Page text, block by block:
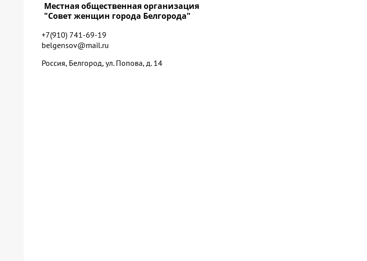
Местная общественная организация
"Совет женщин города Белгорода"
+7(910) 741-69-19
belgensov@mail.ru
Россия, Белгород, ул. Попова, д. 14